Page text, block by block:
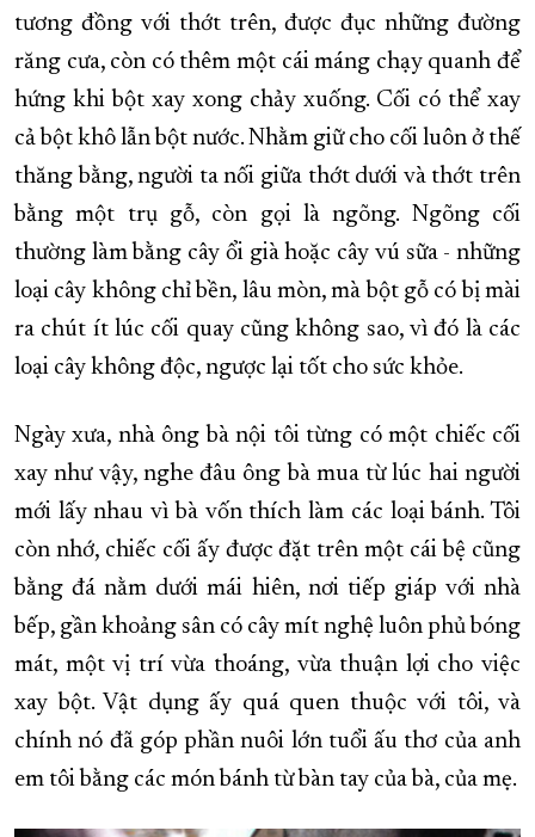
tương đồng với thớt trên, được đục những đường
răng cưa, còn có thêm một cái máng chạy quanh để
hứng khi bột xay xong chảy xuống. Cối có thể xay
cả bột khô lẫn bột nước. Nhằm giữ cho cối luôn ở thế
thăng bằng, người ta nối giữa thớt dưới và thớt trên
bằng một trụ gỗ, còn gọi là ngõng. Ngõng cối
thường làm bằng cây ổi già hoặc cây vú sữa - những
loại cây không chỉ bền, lâu mòn, mà bột gỗ có bị mài
ra chút ít lúc cối quay cũng không sao, vì đó là các
loại cây không độc, ngược lại tốt cho sức khỏe.
Ngày xưa, nhà ông bà nội tôi từng có một chiếc cối
xay như vậy, nghe đâu ông bà mua từ lúc hai người
mới lấy nhau vì bà vốn thích làm các loại bánh. Tôi
còn nhớ, chiếc cối ấy được đặt trên một cái bệ cũng
bằng đá nằm dưới mái hiên, nơi tiếp giáp với nhà
bếp, gần khoảng sân có cây mít nghệ luôn phủ bóng
mát, một vị trí vừa thoáng, vừa thuận lợi cho việc
xay bột. Vật dụng ấy quá quen thuộc với tôi, và
chính nó đã góp phần nuôi lớn tuổi ấu thơ của anh
em tôi bằng các món bánh từ bàn tay của bà, của mẹ.